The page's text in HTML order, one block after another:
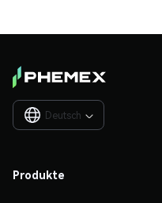
Deutsch 
Produkte